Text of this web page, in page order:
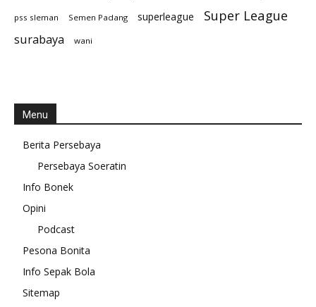
pss sleman Semen Padang superleague Super League
surabaya wani
Menu
Berita Persebaya
Persebaya Soeratin
Info Bonek
Opini
Podcast
Pesona Bonita
Info Sepak Bola
Sitemap